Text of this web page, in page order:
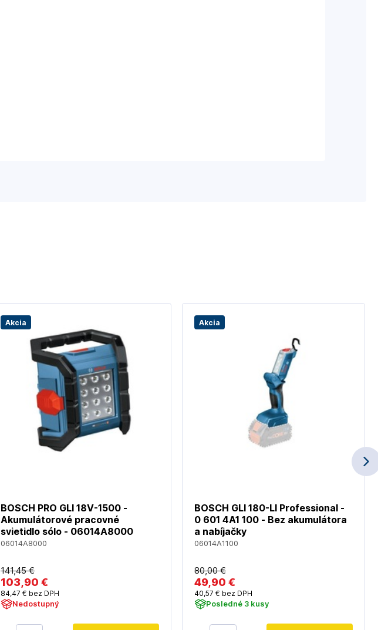
Akcia
BOSCH PRO GLI 18V-1500 -
Akumulátorové pracovné
svietidlo sólo - 06014A8000
06014A8000
141,45 €
103,90 €
84,47 € bez DPH
Nedostupný
Akcia
BOSCH GLI 180-LI Professional -
0 601 4A1 100 - Bez akumulátora
a nabíjačky
06014A1100
80,00 €
49,90 €
40,57 € bez DPH
Posledné 3 kusy